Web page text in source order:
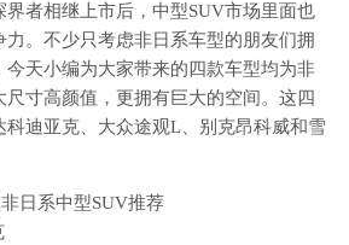
界者相继上市后，中型SUV市场里面也
。不少只考虑非日系车型的朋友们拥
今天小编为大家带来的四款车型均为非
尺寸高颜值，更拥有巨大的空间。这四
迪亚克、大众途观L、别克昂科威和雪